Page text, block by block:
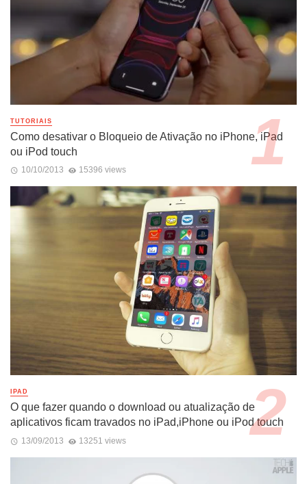
TUTORIAIS
Como desativar o Bloqueio de Ativação no iPhone, iPad
ou iPod touch
10/10/2013 15396 views
IPAD
O que fazer quando o download ou atualização de
aplicativos ficam travados no iPad,iPhone ou iPod touch
13/09/2013 13251 views